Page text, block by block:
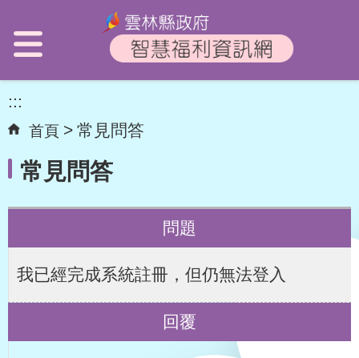
:::
首頁 常見問答
常見問答
問題
我已經完成系統註冊，但仍無法登入
回覆